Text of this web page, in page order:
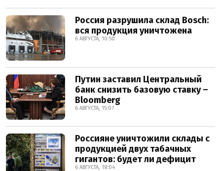
Россия разрушила склад Bosch:
вся продукция уничтожена
6 АВГУСТА, 10:50
Путин заставил Центральный
банк снизить базовую ставку –
Bloomberg
6 АВГУСТА, 15:07
Россияне уничтожили склады с
продукцией двух табачных
гигантов: будет ли дефицит
6 АВГУСТА, 18:04